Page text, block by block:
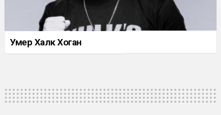
Умер Халк Хоган